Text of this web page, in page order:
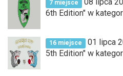
7 miejsce
6th Edition" w
16 miejsce
01 lipca
5th Edition" w